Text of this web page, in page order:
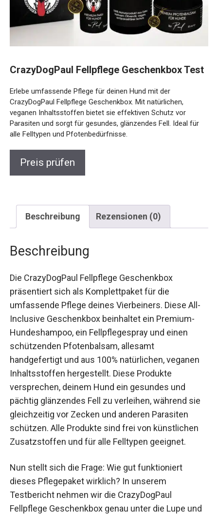
CrazyDogPaul Fellpflege Geschenkbox Test
Erlebe umfassende Pflege für deinen Hund mit der
CrazyDogPaul Fellpflege Geschenkbox. Mit natürlichen,
veganen Inhaltsstoffen bietet sie effektiven Schutz vor
Parasiten und sorgt für gesundes, glänzendes Fell. Ideal für
alle Felltypen und Pfotenbedürfnisse.
Preis prüfen
Beschreibung Rezensionen (0)
Beschreibung
Die CrazyDogPaul Fellpflege Geschenkbox
präsentiert sich als Komplettpaket für die
umfassende Pflege deines Vierbeiners. Diese All-
Inclusive Geschenkbox beinhaltet ein Premium-
Hundeshampoo, ein Fellpflegespray und einen
schützenden Pfotenbalsam, allesamt
handgefertigt und aus 100% natürlichen, veganen
Inhaltsstoffen hergestellt. Diese Produkte
versprechen, deinem Hund ein gesundes und
pächtig glänzendes Fell zu verleihen, während sie
gleichzeitig vor Zecken und anderen Parasiten
schützen. Alle Produkte sind frei von künstlichen
Zusatzstoffen und für alle Felltypen geeignet.
Nun stellt sich die Frage: Wie gut funktioniert
dieses Pflegepaket wirklich? In unserem
Testbericht nehmen wir die CrazyDogPaul
Fellpflege Geschenkbox genau unter die Lupe und